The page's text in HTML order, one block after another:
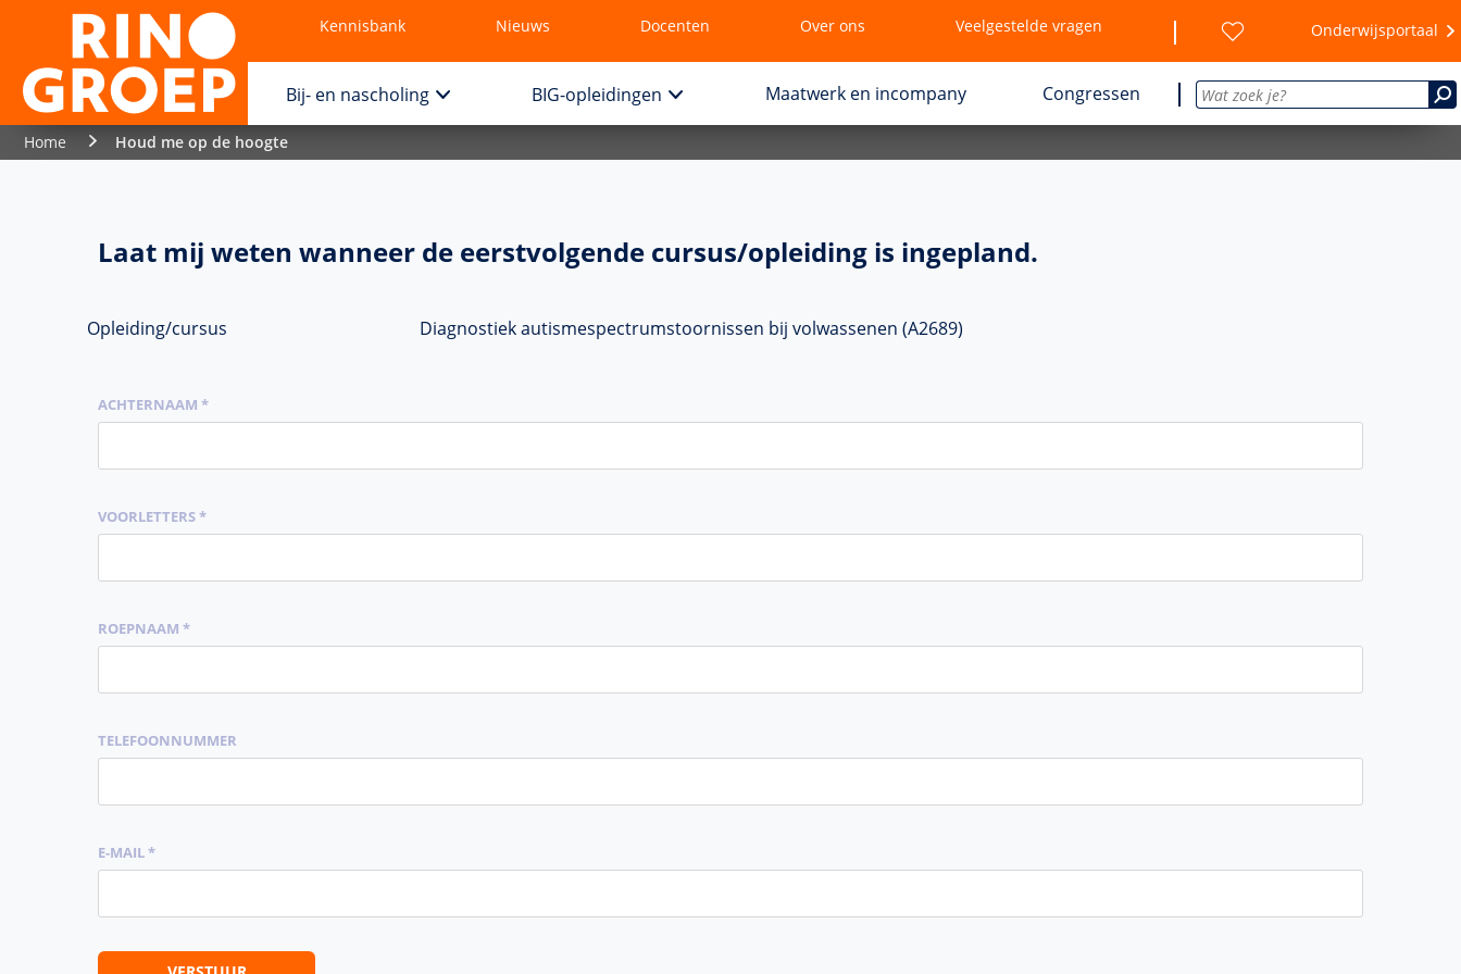
Kennisbank Nieuws Docenten Over ons Veelgestelde vragen Onderwijsportaal
Bij- en nascholing BIG-opleidingen Maatwerk en incompany Congressen
Home Houd me op de hoogte
Laat mij weten wanneer de eerstvolgende cursus/opleiding is ingepland.
Opleiding/cursus Diagnostiek autismespectrumstoornissen bij volwassenen (A2689)
ACHTERNAAM *
VOORLETTERS *
ROEPNAAM *
TELEFOONNUMMER
E-MAIL *